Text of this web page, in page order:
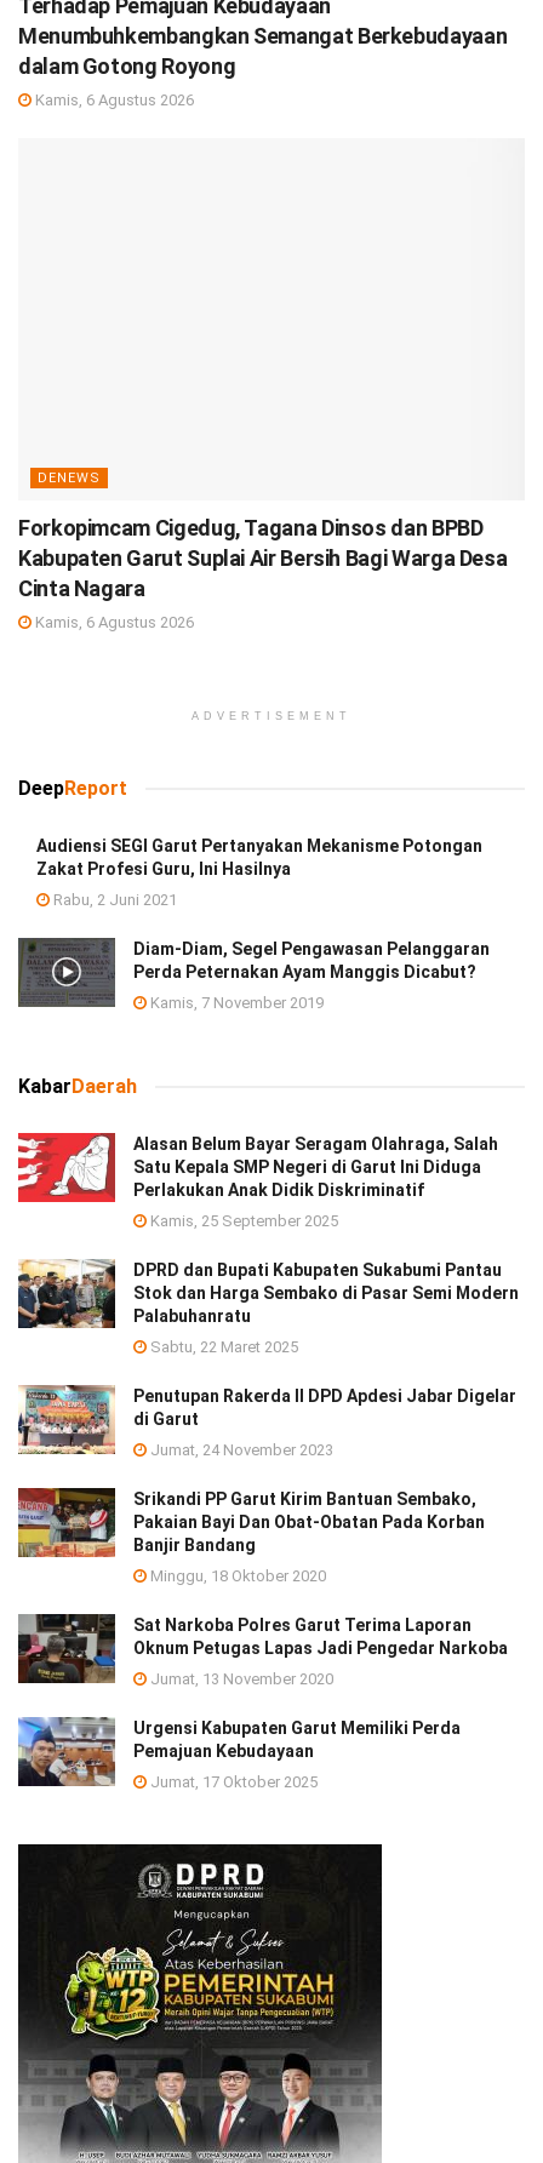
Menumbuhkembangkan Semangat Berkebudayaan
dalam Gotong Royong
Kamis, 6 Agustus 2026
DENEWS
Forkopimcam Cigedug, Tagana Dinsos dan BPBD
Kabupaten Garut Suplai Air Bersih Bagi Warga Desa
Cinta Nagara
Kamis, 6 Agustus 2026
ADVERTISEMENT
DeepReport
Audiensi SEGI Garut Pertanyakan Mekanisme Potongan
Zakat Profesi Guru, Ini Hasilnya
Rabu, 2 Juni 2021
Diam-Diam, Segel Pengawasan Pelanggaran
Perda Peternakan Ayam Manggis Dicabut?
Kamis, 7 November 2019
KabarDaerah
Alasan Belum Bayar Seragam Olahraga, Salah
Satu Kepala SMP Negeri di Garut Ini Diduga
Perlakukan Anak Didik Diskriminatif
Kamis, 25 September 2025
DPRD dan Bupati Kabupaten Sukabumi Pantau
Stok dan Harga Sembako di Pasar Semi Modern
Palabuhanratu
Sabtu, 22 Maret 2025
Penutupan Rakerda II DPD Apdesi Jabar Digelar
di Garut
Jumat, 24 November 2023
Srikandi PP Garut Kirim Bantuan Sembako,
Pakaian Bayi Dan Obat-Obatan Pada Korban
Banjir Bandang
Minggu, 18 Oktober 2020
Sat Narkoba Polres Garut Terima Laporan
Oknum Petugas Lapas Jadi Pengedar Narkoba
Jumat, 13 November 2020
Urgensi Kabupaten Garut Memiliki Perda
Pemajuan Kebudayaan
Jumat, 17 Oktober 2025